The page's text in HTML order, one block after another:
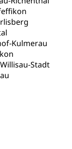
Kulmerau
Stadt